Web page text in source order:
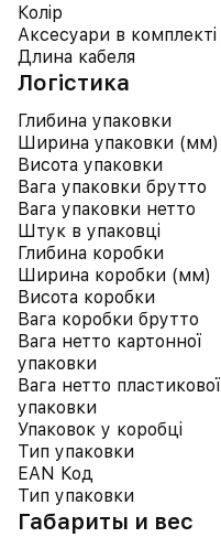
Колір
Аксесуари в комплекті
Длина кабеля
Логістика
Глибина упаковки
Ширина упаковки (мм)
Висота упаковки
Вага упаковки брутто
Вага упаковки нетто
Штук в упаковці
Глибина коробки
Ширина коробки (мм)
Висота коробки
Вага коробки брутто
Вага нетто картонної
упаковки
Вага нетто пластикової
упаковки
Упаковок у коробці
Тип упаковки
EAN Код
Тип упаковки
Габариты и вес